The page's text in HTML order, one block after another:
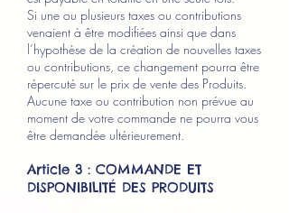
Si une ou plusieurs taxes ou contributions
venaient à être modifiées ainsi que dans
l’hypothèse de la création de nouvelles taxes
ou contributions, ce changement pourra être
répercuté sur le prix de vente des Produits.
Aucune taxe ou contribution non prévue au
moment de votre commande ne pourra vous
être demandée ultérieurement.
Article 3 : COMMANDE ET
DISPONIBILITÉ DES PRODUITS